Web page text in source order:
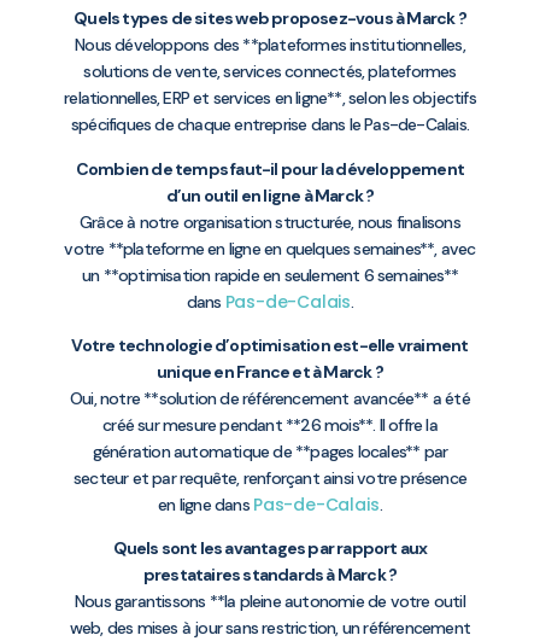
Quels types de sites web proposez-vous à Marck ?
Nous développons des **plateformes institutionnelles,
solutions de vente, services connectés, plateformes
relationnelles, ERP et services en ligne**, selon les objectifs
spécifiques de chaque entreprise dans le Pas-de-Calais.
Combien de temps faut-il pour la développement
d’un outil en ligne à Marck ?
Grâce à notre organisation structurée, nous finalisons
votre **plateforme en ligne en quelques semaines**, avec
un **optimisation rapide en seulement 6 semaines**
dans Pas-de-Calais.
Votre technologie d’optimisation est-elle vraiment
unique en France et à Marck ?
Oui, notre **solution de référencement avancée** a été
créé sur mesure pendant **26 mois**. Il offre la
génération automatique de **pages locales** par
secteur et par requête, renforçant ainsi votre présence
en ligne dans Pas-de-Calais.
Quels sont les avantages par rapport aux
prestataires standards à Marck ?
Nous garantissons **la pleine autonomie de votre outil
web, des mises à jour sans restriction, un référencement